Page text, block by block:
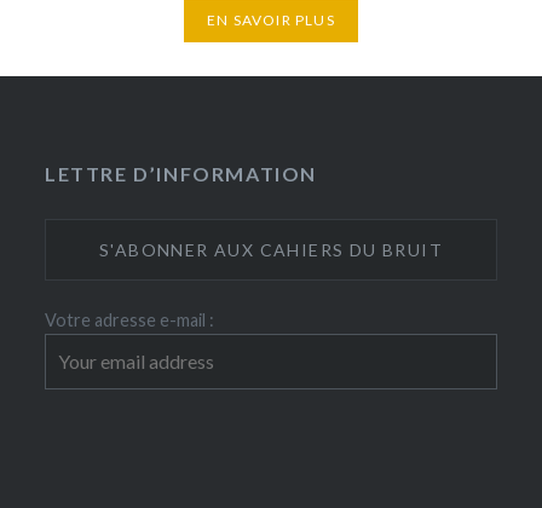
EN SAVOIR PLUS
LETTRE D’INFORMATION
Votre adresse e-mail :